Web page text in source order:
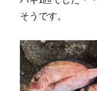
そうです。